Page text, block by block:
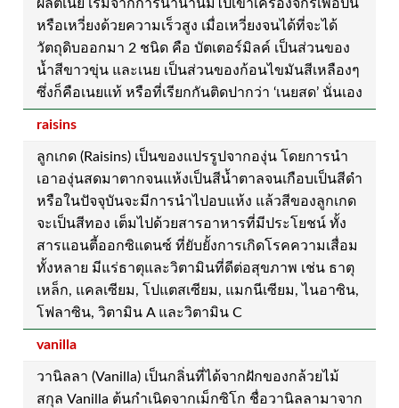
ผลิตเนย เริ่มจากการนำน้ำนมไปเข้าเครื่องจักรเพื่อปั่น
หรือเหวี่ยงด้วยความเร็วสูง เมื่อเหวี่ยงจนได้ที่จะได้
วัตถุดิบออกมา 2 ชนิด คือ บัตเตอร์มิลค์ เป็นส่วนของ
น้ำสีขาวขุ่น และเนย เป็นส่วนของก้อนไขมันสีเหลืองๆ
ซึ่งก็คือเนยแท้ หรือที่เรียกกันติดปากว่า ‘เนยสด’ นั่นเอง
raisins
ลูกเกด (Raisins) เป็นของแปรรูปจากองุ่น โดยการนำ
เอาองุ่นสดมาตากจนแห้งเป็นสีน้ำตาลจนเกือบเป็นสีดำ
หรือในปัจจุบันจะมีการนำไปอบแห้ง แล้วสีของลูกเกด
จะเป็นสีทอง เต็มไปด้วยสารอาหารที่มีประโยชน์ ทั้ง
สารแอนตี้ออกซิแดนซ์ ที่ยับยั้งการเกิดโรคความเสื่อม
ทั้งหลาย มีแร่ธาตุและวิตามินที่ดีต่อสุขภาพ เช่น ธาตุ
เหล็ก, แคลเซียม, โปแตสเซียม, แมกนีเซียม, ไนอาซิน,
โฟลาซิน, วิตามิน A และวิตามิน C
vanilla
วานิลลา (Vanilla) เป็นกลิ่นที่ได้จากฝักของกล้วยไม้
สกุล Vanilla ต้นกำเนิดจากเม็กซิโก ชื่อวานิลลามาจาก